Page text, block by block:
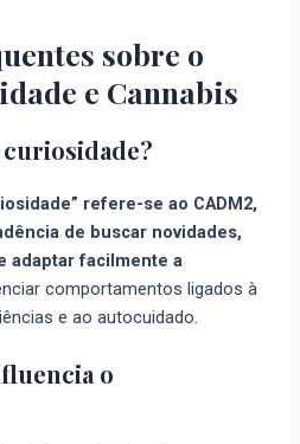
sobre o
e Cannabis
curiosidade?
refere-se ao CADM2,
de buscar novidades,
adaptar facilmente a
comportamentos ligados à
e ao autocuidado.
o